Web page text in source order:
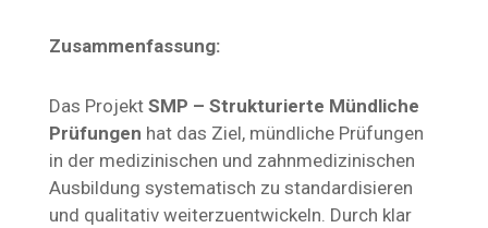
Zusammenfassung:
Das Projekt SMP – Strukturierte Mündliche
Prüfungen hat das Ziel, mündliche Prüfungen
in der medizinischen und zahnmedizinischen
Ausbildung systematisch zu standardisieren
und qualitativ weiterzuentwickeln. Durch klar